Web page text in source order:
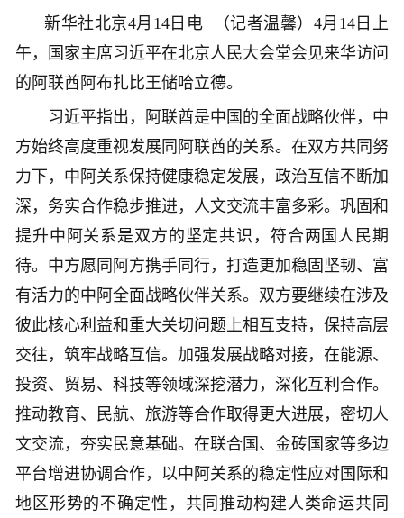
新华社北京4月14日电 （记者温馨）4月14日上
午，国家主席习近平在北京人民大会堂会见来华访问
的阿联酋阿布扎比王储哈立德。
习近平指出，阿联酋是中国的全面战略伙伴，中
方始终高度重视发展同阿联酋的关系。在双方共同努
力下，中阿关系保持健康稳定发展，政治互信不断加
深，务实合作稳步推进，人文交流丰富多彩。巩固和
提升中阿关系是双方的坚定共识，符合两国人民期
待。中方愿同阿方携手同行，打造更加稳固坚韧、富
有活力的中阿全面战略伙伴关系。双方要继续在涉及
彼此核心利益和重大关切问题上相互支持，保持高层
交往，筑牢战略互信。加强发展战略对接，在能源、
投资、贸易、科技等领域深挖潜力，深化互利合作。
推动教育、民航、旅游等合作取得更大进展，密切人
文交流，夯实民意基础。在联合国、金砖国家等多边
平台增进协调合作，以中阿关系的稳定性应对国际和
地区形势的不确定性，共同推动构建人类命运共同